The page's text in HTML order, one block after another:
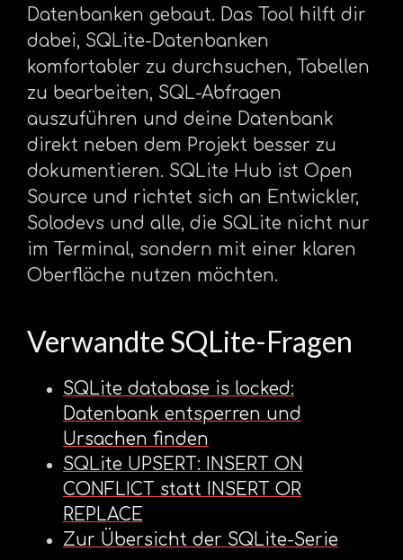
Datenbanken gebaut. Das Tool hilft dir
dabei, SQLite-Datenbanken
komfortabler zu durchsuchen, Tabellen
zu bearbeiten, SQL-Abfragen
auszuführen und deine Datenbank
direkt neben dem Projekt besser zu
dokumentieren. SQLite Hub ist Open
Source und richtet sich an Entwickler,
Solodevs und alle, die SQLite nicht nur
im Terminal, sondern mit einer klaren
Oberfläche nutzen möchten.
Verwandte SQLite-Fragen
SQLite database is locked:
Datenbank entsperren und
Ursachen finden
SQLite UPSERT: INSERT ON
CONFLICT statt INSERT OR
REPLACE
Zur Übersicht der SQLite-Serie